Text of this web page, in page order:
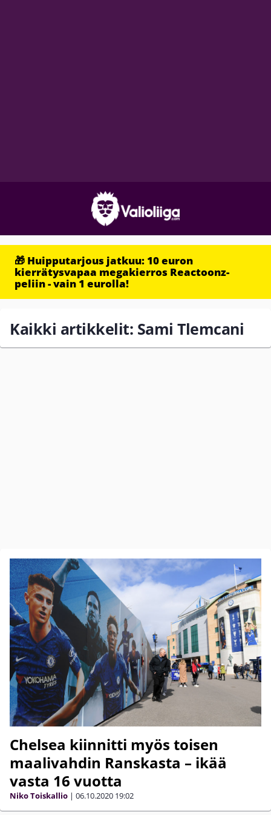
🎁 Huipputarjous jatkuu: 10 euron
kierrätysvapaa megakierros Reactoonz-
peliin - vain 1 eurolla!
Kaikki artikkelit: Sami Tlemcani
Chelsea kiinnitti myös toisen
maalivahdin Ranskasta – ikää
vasta 16 vuotta
Niko Toiskallio | 06.10.2020 19:02